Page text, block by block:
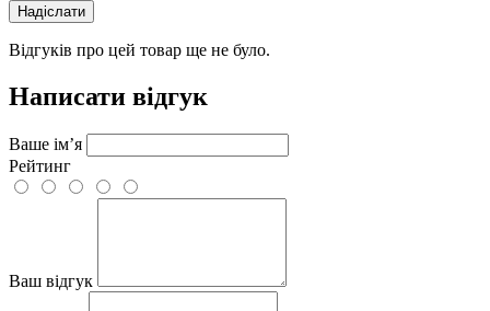
Надіслати
Відгуків про цей товар ще не було.
Написати відгук
Ваше ім’я
Рейтинг
Ваш відгук